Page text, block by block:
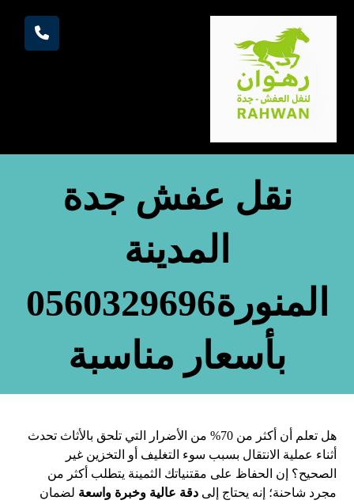
نقل عفش جدة
المدينة
المنورة0560329696
بأسعار مناسبة
هل تعلم أن أكثر من 70% من الأضرار التي تلحق بالأثاث تحدث
أثناء عملية الانتقال بسبب سوء التغليف أو التخزين غير
الصحيح؟ إن الحفاظ على مقتنياتك الثمينة يتطلب أكثر من
مجرد شاحنة؛ إنه يحتاج إلىدقة عالية وخبرة واسعة لضمان